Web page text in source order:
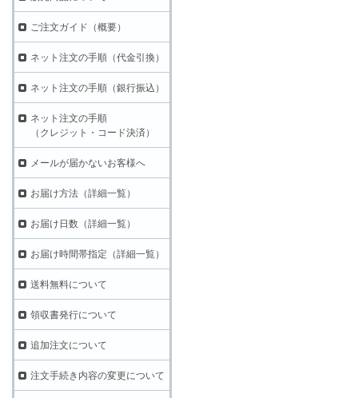
ご注文ガイド（概要）
ネット注文の手順（代金引換）
ネット注文の手順（銀行振込）
ネット注文の手順
（クレジット・コード決済）
メールが届かないお客様へ
お届け方法（詳細一覧）
お届け日数（詳細一覧）
お届け時間帯指定（詳細一覧）
送料無料について
領収書発行について
追加注文について
注文手続き内容の変更について